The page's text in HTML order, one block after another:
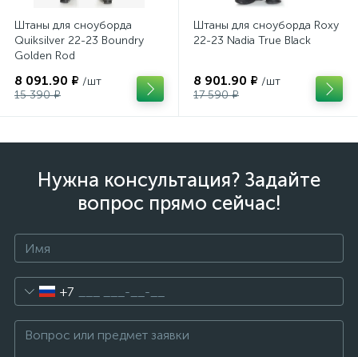
Штаны для сноуборда
Quiksilver 22-23 Boundry
Golden Rod
8 091.90 ₽ /шт
15 390 ₽
Штаны для сноуборда Roxy
22-23 Nadia True Black
8 901.90 ₽ /шт
17 590 ₽
Нужна консультация? Задайте
вопрос прямо сейчас!
+7